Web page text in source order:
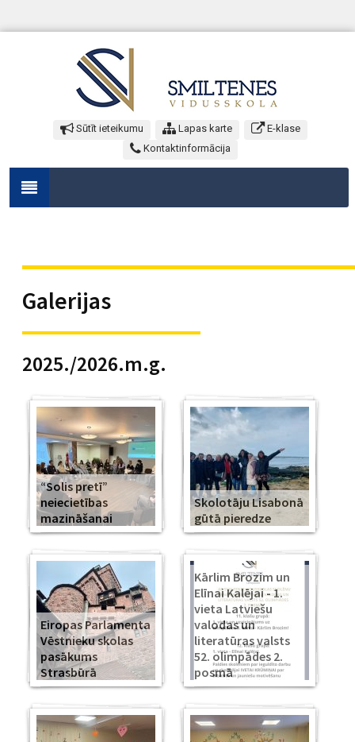
Sūtīt ieteikumu Lapas karte
E-klase
Kontaktinformācija
Galerijas
2025./2026.m.g.
“Solis pretī”
neiecietības
mazināšanai
Skolotāju Lisabonā
gūtā pieredze
Eiropas Parlamenta
Vēstnieku skolas
pasākums
Strasbūrā
Kārlim Brozim un
Elīnai Kalējai - 1.
vieta Latviešu
valodas un
literatūras valsts
52. olimpādes 2.
posmā